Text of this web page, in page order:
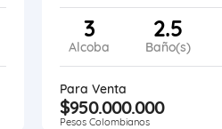
3
Alcoba
2.5
Baño(s)
Para Venta
$950.000.000
Pesos Colombianos